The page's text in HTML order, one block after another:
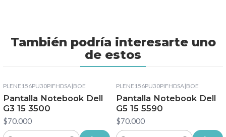
También podría interesarte uno
de estos
PLENE156PU30PIFHDSA|BOE
Pantalla Notebook Dell
G3 15 3500
$70.000
PLENE156PU30PIFHDSA|BOE
Pantalla Notebook Dell
G5 15 5590
$70.000